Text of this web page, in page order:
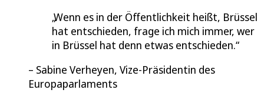
Wenn es in der Öffentlichkeit heißt, Brüssel
hat entschieden, frage ich mich immer, wer
in Brüssel hat denn etwas entschieden.
Sabine Verheyen, Vize-Präsidentin des
Europaparlaments